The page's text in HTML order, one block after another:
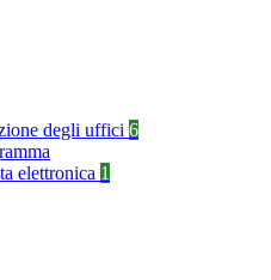
degli uffici 6
elettronica 1